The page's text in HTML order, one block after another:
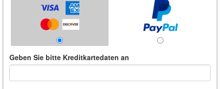
Geben Sie bitte Kreditkartedaten an